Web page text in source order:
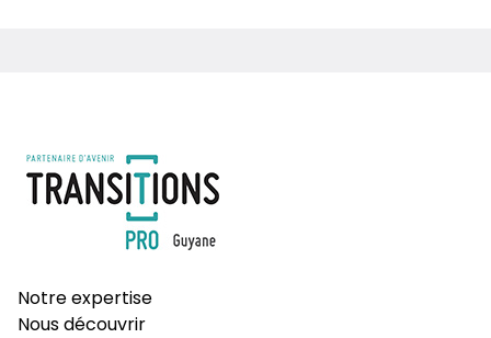
Notre expertise
Nous découvrir